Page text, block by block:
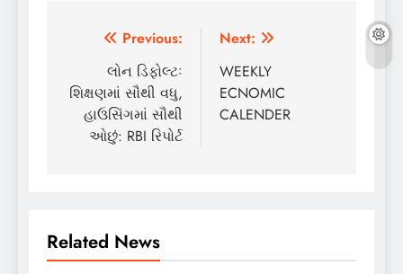
Post
navigation
Previous:
લોન ડિફોલ્ટઃ
શિક્ષણમાં સૌથી વધુ,
હાઉસિંગમાં સૌથી
ઓછું: RBI રિપોર્ટ
Next:
WEEKLY
ECNOMIC
CALENDER
Related News